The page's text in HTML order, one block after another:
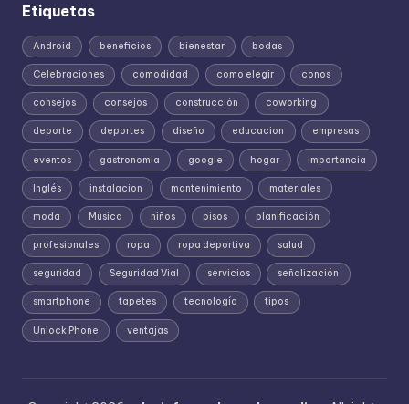
Etiquetas
Android beneficios bienestar bodas
Celebraciones comodidad como elegir conos
consejos consejos construcción coworking
deporte deportes diseño educacion empresas
eventos gastronomia google hogar importancia
Inglés instalacion mantenimiento materiales
moda Música niños pisos planificación
profesionales ropa ropa deportiva salud
seguridad Seguridad Vial servicios señalización
smartphone tapetes tecnología tipos
Unlock Phone ventajas